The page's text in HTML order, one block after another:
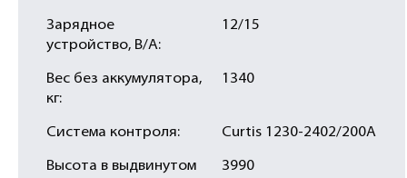
Зарядное
устройство, В/А:
12/15
Вес без аккумулятора,
кг:
1340
Система контроля: Curtis 1230-2402/200A
Высота в выдвинутом
3990